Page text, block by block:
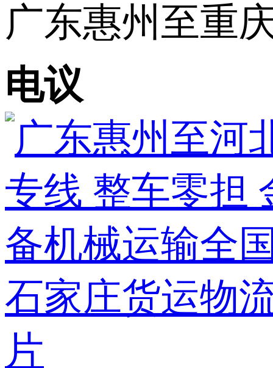
广东惠州至重
电议